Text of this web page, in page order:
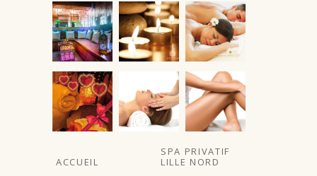
À partir de
ACCUEIL
SPA PRIVATIF
LILLE NORD